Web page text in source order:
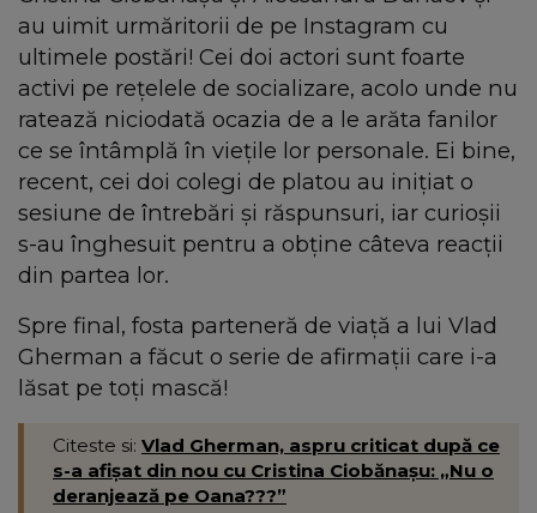
au uimit urmăritorii de pe Instagram cu
ultimele postări! Cei doi actori sunt foarte
activi pe rețelele de socializare, acolo unde nu
ratează niciodată ocazia de a le arăta fanilor
ce se întâmplă în viețile lor personale. Ei bine,
recent, cei doi colegi de platou au inițiat o
sesiune de întrebări și răspunsuri, iar curioșii
s-au înghesuit pentru a obține câteva reacții
din partea lor.
Spre final, fosta parteneră de viață a lui Vlad
Gherman a făcut o serie de afirmații care i-a
lăsat pe toți mască!
Citeste si: Vlad Gherman, aspru criticat după ce
s-a afișat din nou cu Cristina Ciobănașu: „Nu o
deranjează pe Oana???”